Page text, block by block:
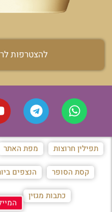
להצטרפות
תפילין חרוצות מפת האתר
קסת הסופר הנצפים
כתבות מגזין